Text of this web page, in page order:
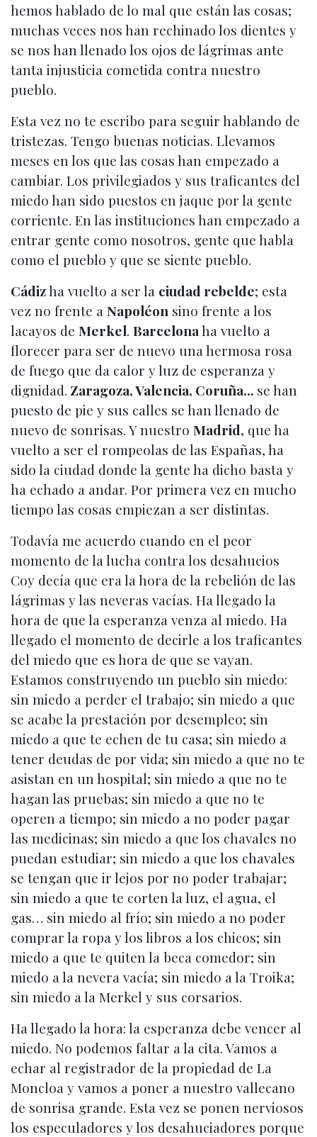
hemos hablado de lo mal que están las cosas;
muchas veces nos han rechinado los dientes y
se nos han llenado los ojos de lágrimas ante
tanta injusticia cometida contra nuestro
pueblo.
Esta vez no te escribo para seguir hablando de
tristezas. Tengo buenas noticias. Llevamos
meses en los que las cosas han empezado a
cambiar. Los privilegiados y sus traficantes del
miedo han sido puestos en jaque por la gente
corriente. En las instituciones han empezado a
entrar gente como nosotros, gente que habla
como el pueblo y que se siente pueblo.
Cádizha vuelto a ser la ciudad rebelde; esta
vez no frente a Napoléon sino frente a los
lacayos de Merkel. Barcelonaha vuelto a
florecer para ser de nuevo una hermosa rosa
de fuego que da calor y luz de esperanza y
dignidad. Zaragoza, Valencia, Coruña… se han
puesto de pie y sus calles se han llenado de
nuevo de sonrisas. Y nuestro Madrid, que ha
vuelto a ser el rompeolas de las Españas, ha
sido la ciudad donde la gente ha dicho basta y
ha echado a andar. Por primera vez en mucho
tiempo las cosas empiezan a ser distintas.
Todavía me acuerdo cuando en el peor
momento de la lucha contra los desahucios
Coy decía que era la hora de la rebelión de las
lágrimas y las neveras vacías. Ha llegado la
hora de que la esperanza venza al miedo. Ha
llegado el momento de decirle a los traficantes
del miedo que es hora de que se vayan.
Estamos construyendo un pueblo sin miedo:
sin miedo a perder el trabajo; sin miedo a que
se acabe la prestación por desempleo; sin
miedo a que te echen de tu casa; sin miedo a
tener deudas de por vida; sin miedo a que no te
asistan en un hospital; sin miedo a que no te
hagan las pruebas; sin miedo a que no te
operen a tiempo; sin miedo a no poder pagar
las medicinas; sin miedo a que los chavales no
puedan estudiar; sin miedo a que los chavales
se tengan que ir lejos por no poder trabajar;
sin miedo a que te corten la luz, el agua, el
gas… sin miedo al frío; sin miedo a no poder
comprar la ropa y los libros a los chicos; sin
miedo a que te quiten la beca comedor; sin
miedo a la nevera vacía; sin miedo a la Troika;
sin miedo a la Merkel y sus corsarios.
Ha llegado la hora: la esperanza debe vencer al
miedo. No podemos faltar a la cita. Vamos a
echar al registrador de la propiedad de La
Moncloa y vamos a poner a nuestro vallecano
de sonrisa grande. Esta vez se ponen nerviosos
los especuladores y los desahuciadores porque